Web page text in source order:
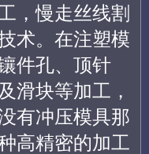
，慢走丝线割
术。在注塑模
件孔、顶针
滑块等加工，
有冲压模具那
高精密的加工